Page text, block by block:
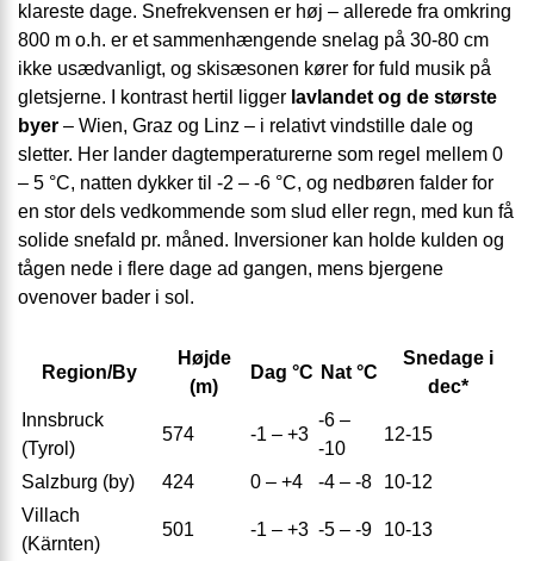
klareste dage. Snefrekvensen er høj – allerede fra omkring
800 m o.h. er et sammenhængende snelag på 30-80 cm
ikke usædvanligt, og skisæsonen kører for fuld musik på
gletsjerne. I kontrast hertil ligger lavlandet og de største
byer – Wien, Graz og Linz – i relativt vindstille dale og
sletter. Her lander dagtemperaturerne som regel mellem 0
– 5 °C, natten dykker til -2 – -6 °C, og nedbøren falder for
en stor dels vedkommende som slud eller regn, med kun få
solide snefald pr. måned. Inversioner kan holde kulden og
tågen nede i flere dage ad gangen, mens bjergene
ovenover bader i sol.
Region/By
Højde
(m)
Dag °C Nat °C
Snedage i
dec*
Innsbruck
(Tyrol)
574 -1 – +3
-6 –
-10
12-15
Salzburg (by) 424 0 – +4 -4 – -8
10-12
Villach
(Kärnten)
501 -1 – +3 -5 – -9 10-13